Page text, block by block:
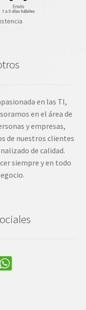
en las TI,
en el área de
y empresas,
de nuestros clientes
de calidad.
siempre y en todo